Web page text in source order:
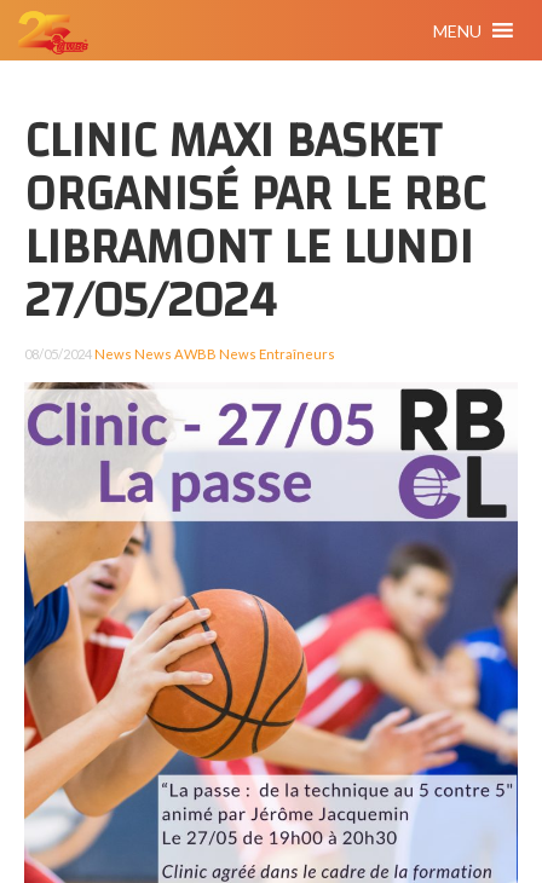
MENU
CLINIC MAXI BASKET
ORGANISÉ PAR LE RBC
LIBRAMONT LE LUNDI
27/05/2024
08/05/2024News News AWBB News Entraîneurs